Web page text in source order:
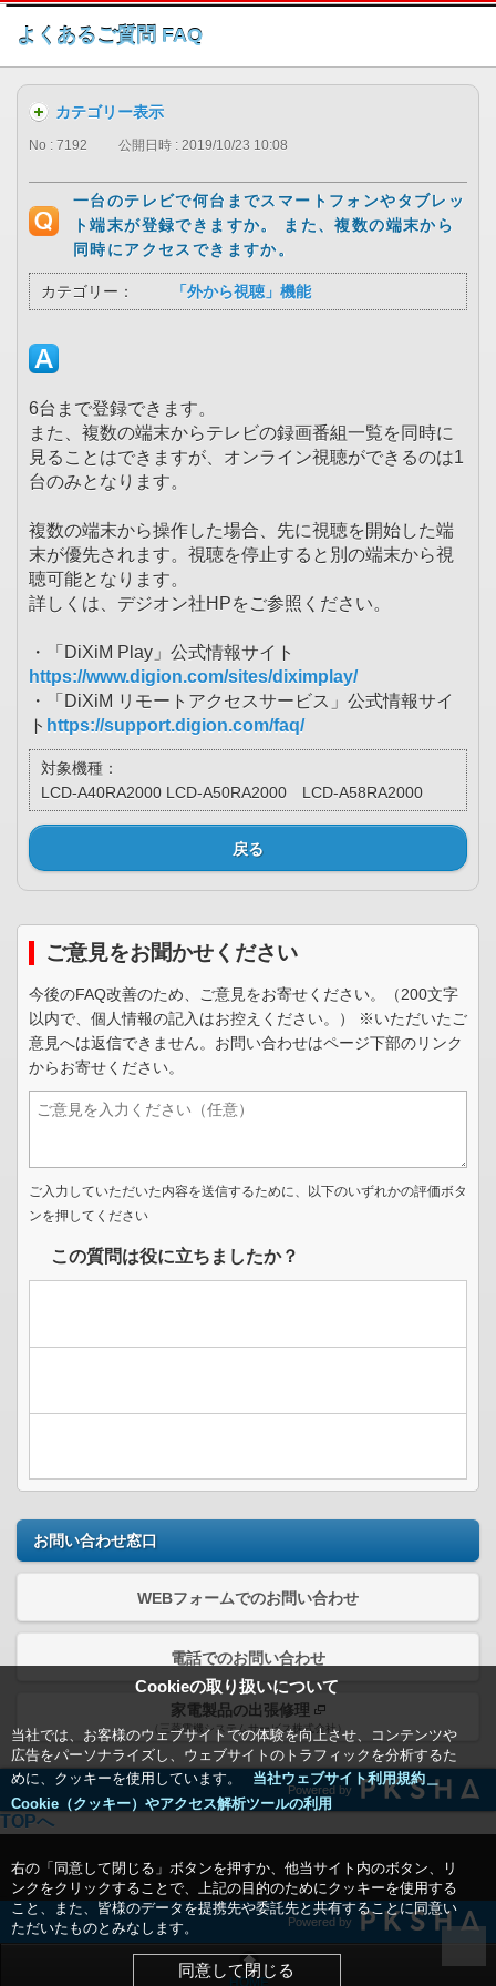
このページの本文へ
よくあるご質問 FAQ
Cookieの取り扱いについて
当社では、お客様のウェブサイトでの体験を向上させ、コンテンツや
広告をパーソナライズし、ウェブサイトのトラフィックを分析するた
めに、クッキーを使用しています。
当社ウェブサイト利用規約＿
Cookie（クッキー）やアクセス解析ツールの利用
右の「同意して閉じる」ボタンを押すか、他当サイト内のボタン、リ
ンクをクリックすることで、上記の目的のためにクッキーを使用する
こと、また、皆様のデータを提携先や委託先と共有することに同意い
ただいたものとみなします。
同意して閉じる
カテゴリー表示
No : 7192 公開日時 : 2019/10/23 10:08
一台のテレビで何台までスマートフォンやタブレッ
ト端末が登録できますか。 また、複数の端末から
同時にアクセスできますか。
カテゴリー： 「外から視聴」機能
6台まで登録できます。
また、複数の端末からテレビの録画番組一覧を同時に
見ることはできますが、オンライン視聴ができるのは1
台のみとなります。
複数の端末から操作した場合、先に視聴を開始した端
末が優先されます。視聴を停止すると別の端末から視
聴可能となります。
詳しくは、デジオン社HPをご参照ください。
・「DiXiM Play」公式情報サイト
https://www.digion.com/sites/diximplay/
・「DiXiM リモートアクセスサービス」公式情報サイ
ト https://support.digion.com/faq/
対象機種：
LCD-A40RA2000 LCD-A50RA2000 LCD-A58RA2000
戻る
ご意見をお聞かせください
今後のFAQ改善のため、ご意見をお寄せください。（200文字
以内で、個人情報の記入はお控えください。） ※いただいたご
意見へは返信できません。お問い合わせはページ下部のリンク
からお寄せください。
ご入力していただいた内容を送信するために、以下のいずれかの評価ボタ
ンを押してください
この質問は役に立ちましたか？
お問い合わせ窓口
WEBフォームでのお問い合わせ
電話でのお問い合わせ
家電製品の出張修理
（三菱電機システムサービス株式会社）
Powered by
TOPへ
Powered by
HOME